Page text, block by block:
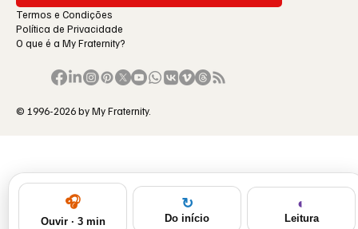
Termos e Condições
Política de Privacidade
O que é a My Fraternity?
© 1996-2026 by My Fraternity.
🎧
Ouvir · 3 min
↻
Do início
◐
Leitura